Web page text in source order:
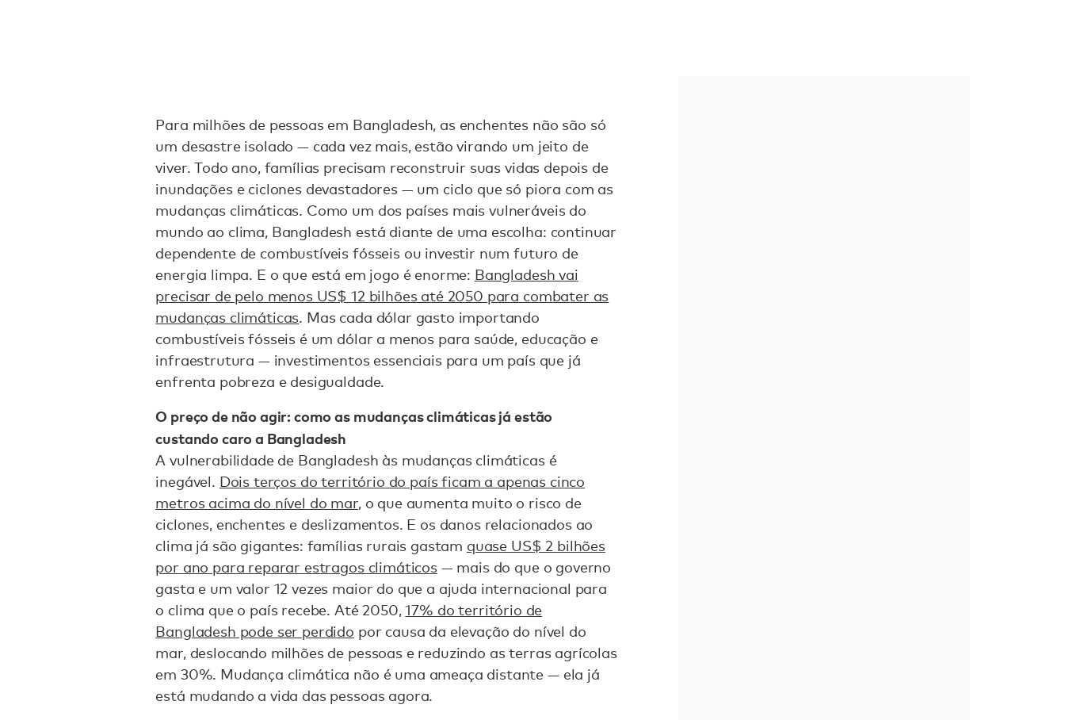
Para milhões de pessoas em Bangladesh, as enchentes não são só
um desastre isolado — cada vez mais, estão virando um jeito de
viver. Todo ano, famílias precisam reconstruir suas vidas depois de
inundações e ciclones devastadores — um ciclo que só piora com as
mudanças climáticas. Como um dos países mais vulneráveis do
mundo ao clima, Bangladesh está diante de uma escolha: continuar
dependente de combustíveis fósseis ou investir num futuro de
energia limpa. E o que está em jogo é enorme: Bangladesh vai
precisar de pelo menos US$ 12 bilhões até 2050 para combater as
mudanças climáticas. Mas cada dólar gasto importando
combustíveis fósseis é um dólar a menos para saúde, educação e
infraestrutura — investimentos essenciais para um país que já
enfrenta pobreza e desigualdade.
O preço de não agir: como as mudanças climáticas já estão
custando caro a Bangladesh
A vulnerabilidade de Bangladesh às mudanças climáticas é
inegável. Dois terços do território do país ficam a apenas cinco
metros acima do nível do mar, o que aumenta muito o risco de
ciclones, enchentes e deslizamentos. E os danos relacionados ao
clima já são gigantes: famílias rurais gastam quase US$ 2 bilhões
por ano para reparar estragos climáticos— mais do que o governo
gasta e um valor 12 vezes maior do que a ajuda internacional para
o clima que o país recebe. Até 2050,17% do território de
Bangladesh pode ser perdido por causa da elevação do nível do
mar, deslocando milhões de pessoas e reduzindo as terras agrícolas
em 30%. Mudança climática não é uma ameaça distante — ela já
está mudando a vida das pessoas agora.